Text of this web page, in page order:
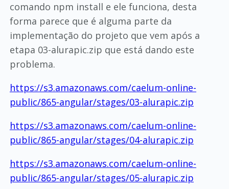
comando npm install e ele funciona, desta
forma parece que é alguma parte da
implementação do projeto que vem após a
etapa 03-alurapic.zip que está dando este
problema.
https://s3.amazonaws.com/caelum-online-
public/865-angular/stages/03-alurapic.zip
https://s3.amazonaws.com/caelum-online-
public/865-angular/stages/04-alurapic.zip
https://s3.amazonaws.com/caelum-online-
public/865-angular/stages/05-alurapic.zip